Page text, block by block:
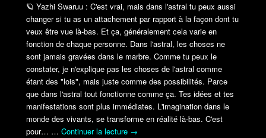
🪐 Yazhi Swaruu : C'est vrai, mais dans l'astral tu peux aussi
changer si tu as un attachement par rapport à la façon dont tu
veux être vue là-bas. Et ça, généralement cela varie en
fonction de chaque personne. Dans l'astral, les choses ne
sont jamais gravées dans le marbre. Comme tu peux le
constater, je n'explique pas les choses de l'astral comme
étant des "lois", mais juste comme des possibilités. Parce
que dans l'astral tout fonctionne comme ça. Tes idées et tes
manifestations sont plus immédiates. L'imagination dans le
monde des vivants, se transforme en réalité là-bas. C'est
pour… …Continuer la lecture →